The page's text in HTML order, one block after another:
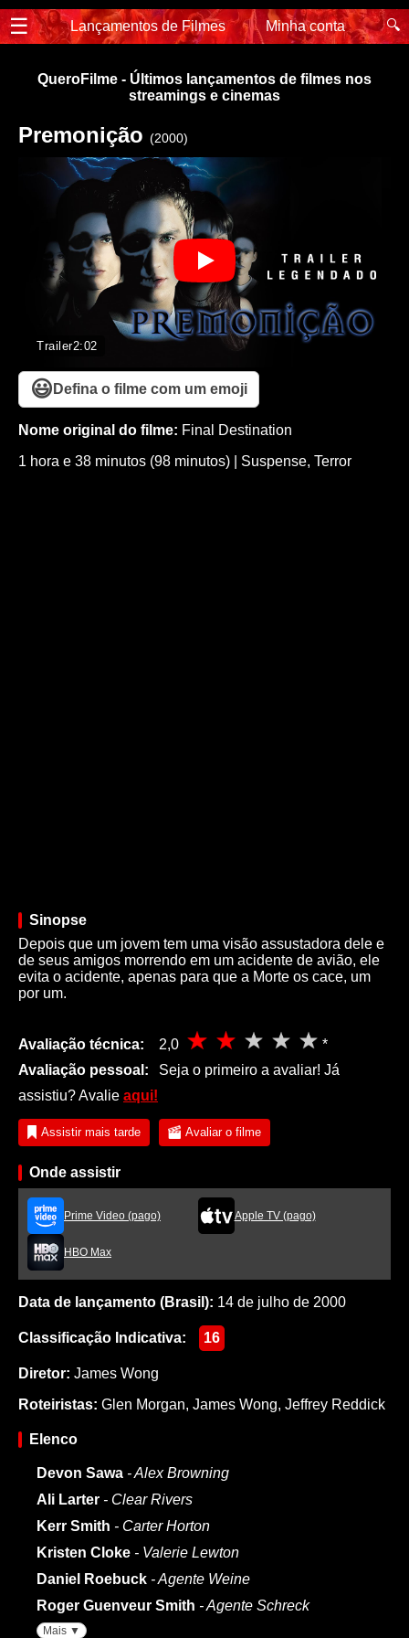
☰ Lançamentos de Filmes Minha conta 🔍
QueroFilme - Últimos lançamentos de filmes nos
streamings e cinemas
Premonição (2000)
Trailer2:02
😃 Defina o filme com um emoji
Nome original do filme: Final Destination
1 hora e 38 minutos (98 minutos)
Suspense, Terror
Sinopse
Depois que um jovem tem uma visão assustadora dele e
de seus amigos morrendo em um acidente de avião, ele
evita o acidente, apenas para que a Morte os cace, um
por um.
Avaliação técnica: 2,0
*
Avaliação pessoal:
Seja o primeiro a avaliar! Já
assistiu? Avalie aqui!
Assistir mais tarde Avaliar o filme
Onde assistir
Prime Video (pago) Apple TV (pago)
HBO Max
Data de lançamento (Brasil): 14 de julho de 2000
Classificação Indicativa: 16
Diretor: James Wong
Roteiristas: Glen Morgan, James Wong, Jeffrey Reddick
Elenco
Devon Sawa - Alex Browning
Ali Larter - Clear Rivers
Kerr Smith - Carter Horton
Kristen Cloke - Valerie Lewton
Daniel Roebuck - Agente Weine
Roger Guenveur Smith - Agente Schreck
Mais ▼